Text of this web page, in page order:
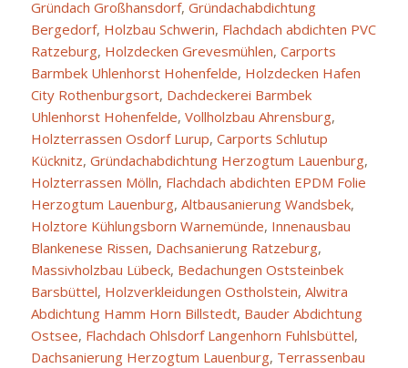
Gründach Großhansdorf, Gründachabdichtung
Bergedorf, Holzbau Schwerin, Flachdach abdichten PVC
Ratzeburg, Holzdecken Grevesmühlen, Carports
Barmbek Uhlenhorst Hohenfelde, Holzdecken Hafen
City Rothenburgsort, Dachdeckerei Barmbek
Uhlenhorst Hohenfelde, Vollholzbau Ahrensburg,
Holzterrassen Osdorf Lurup, Carports Schlutup
Kücknitz, Gründachabdichtung Herzogtum Lauenburg,
Holzterrassen Mölln, Flachdach abdichten EPDM Folie
Herzogtum Lauenburg, Altbausanierung Wandsbek,
Holztore Kühlungsborn Warnemünde, Innenausbau
Blankenese Rissen, Dachsanierung Ratzeburg,
Massivholzbau Lübeck, Bedachungen Oststeinbek
Barsbüttel, Holzverkleidungen Ostholstein, Alwitra
Abdichtung Hamm Horn Billstedt, Bauder Abdichtung
Ostsee, Flachdach Ohlsdorf Langenhorn Fuhlsbüttel,
Dachsanierung Herzogtum Lauenburg, Terrassenbau